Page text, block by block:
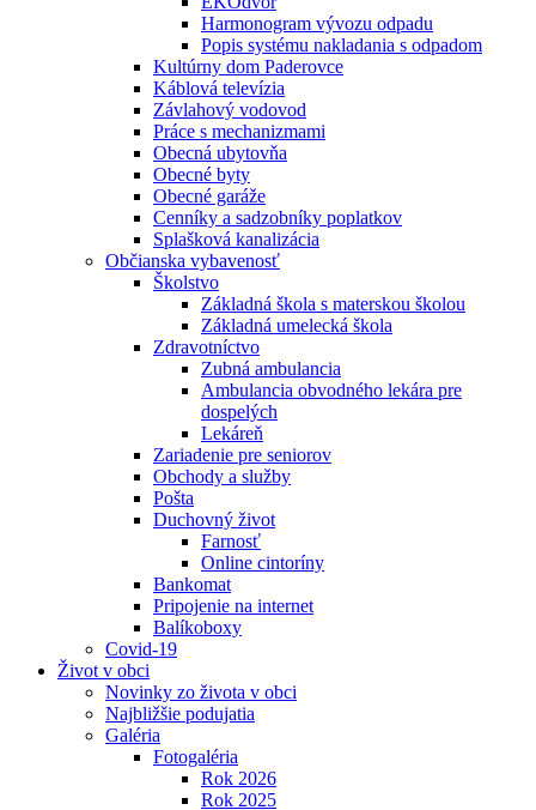
Harmonogram vývozu odpadu
Popis systému nakladania s odpadom
Kultúrny dom Paderovce
Káblová televízia
Závlahový vodovod
Práce s mechanizmami
Obecná ubytovňa
Obecné byty
Obecné garáže
Cenníky a sadzobníky poplatkov
Splašková kanalizácia
Občianska vybavenosť
Školstvo
Základná škola s materskou školou
Základná umelecká škola
Zdravotníctvo
Zubná ambulancia
Ambulancia obvodného lekára pre
dospelých
Lekáreň
Zariadenie pre seniorov
Obchody a služby
Pošta
Duchovný život
Farnosť
Online cintoríny
Bankomat
Pripojenie na internet
Balíkoboxy
Covid-19
Život v obci
Novinky zo života v obci
Najbližšie podujatia
Galéria
Fotogaléria
Rok 2026
Rok 2025